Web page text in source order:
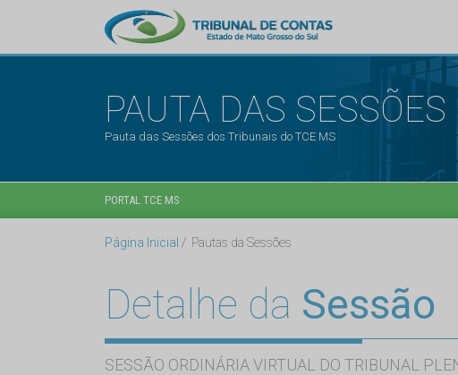
PAUTA DAS SESSÕES
Pauta das Sessões dos Tribunais do TCE MS
PORTAL TCE MS
Página Inicial Pautas da Sessões
Detalhe da Sessão
SESSÃO ORDINÁRIA VIRTUAL DO TRIBUNAL